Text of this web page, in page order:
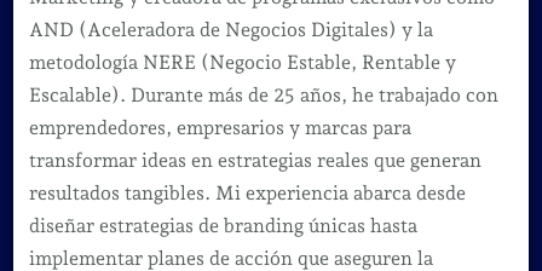
AND (Aceleradora de Negocios Digitales) y la
metodología NERE (Negocio Estable, Rentable y
Escalable). Durante más de 25 años, he trabajado con
emprendedores, empresarios y marcas para
transformar ideas en estrategias reales que generan
resultados tangibles. Mi experiencia abarca desde
diseñar estrategias de branding únicas hasta
implementar planes de acción que aseguren la